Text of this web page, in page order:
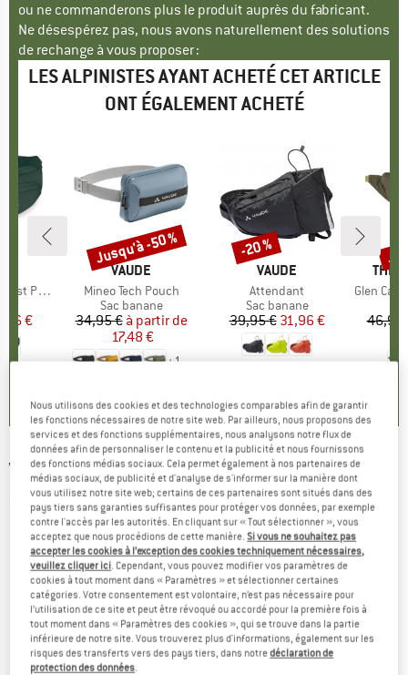
ou ne commanderons plus le produit auprès du fabricant.
Ne désespérez pas, nous avons naturellement des solutions
de rechange à vous proposer :
LES ALPINISTES AYANT ACHETÉ CET ARTICLE
ONT ÉGALEMENT ACHETÉ
Pack
réduit
€
MARQUE
VAUDE
Article
Mineo Tech Pouch
Product group
Sac banane
Prix
34,95 € Prix réduit
à partir de
17,48 €
+ 1
Remise
Jusqu'à -50 %
MARQUE
VAUDE
Article
Attendant
Product group
Sac banane
Prix
39,95 €Prix réduit
31,96 €
Remise
-20 %
THE
Article
Glen
46,95
VAUDE -Tecomove II Lignum - Sac banane
(0)
Nous utilisons des cookies et des technologies comparables afin de garantir
les fonctions nécessaires de notre site web. Par ailleurs, nous proposons des
services et des fonctions supplémentaires, nous analysons notre flux de
données afin de personnaliser le contenu et la publicité et nous fournissons
des fonctions médias sociaux. Cela permet également à nos partenaires de
médias sociaux, de publicité et d'analyse de s'informer sur la manière dont
vous utilisez notre site web; certains de ces partenaires sont situés dans des
pays tiers sans garanties suffisantes pour protéger vos données, par exemple
contre l'accès par les autorités. En cliquant sur « Tout sélectionner », vous
acceptez que nous procédions de cette manière.Si vous ne souhaitez pas
accepter les cookies à l’exception des cookies techniquement nécessaires,
veuillez cliquer ici. Cependant, vous pouvez modifier vos paramètres de
cookies à tout moment dans « Paramètres » et sélectionner certaines
catégories. Votre consentement est volontaire, n’est pas nécessaire pour
l’utilisation de ce site et peut être révoqué ou accordé pour la première fois à
tout moment dans « Paramètres des cookies », qui se trouve dans la partie
inférieure de notre site. Vous trouverez plus d'informations, également sur les
risques des transferts vers des pays tiers, dans notredéclaration de
protection des données.